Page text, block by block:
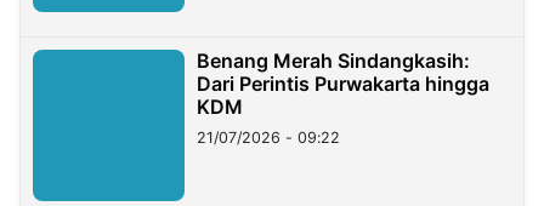
Benang Merah Sindangkasih:
Dari Perintis Purwakarta hingga
KDM
21/07/2026 - 09:22